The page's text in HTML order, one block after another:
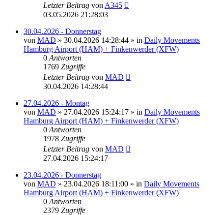
Letzter Beitrag von A345
03.05.2026 21:28:03
30.04.2026 - Donnerstag
von MAD » 30.04.2026 14:28:44 » in Daily Movements
Hamburg Airport (HAM) + Finkenwerder (XFW)
0 Antworten
1769 Zugriffe
Letzter Beitrag von MAD
30.04.2026 14:28:44
27.04.2026 - Montag
von MAD » 27.04.2026 15:24:17 » in Daily Movements
Hamburg Airport (HAM) + Finkenwerder (XFW)
0 Antworten
1978 Zugriffe
Letzter Beitrag von MAD
27.04.2026 15:24:17
23.04.2026 - Donnerstag
von MAD » 23.04.2026 18:11:00 » in Daily Movements
Hamburg Airport (HAM) + Finkenwerder (XFW)
0 Antworten
2379 Zugriffe